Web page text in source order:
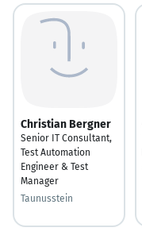
Christian Bergner
Senior IT Consultant,
Test Automation
Engineer & Test
Manager
Taunusstein